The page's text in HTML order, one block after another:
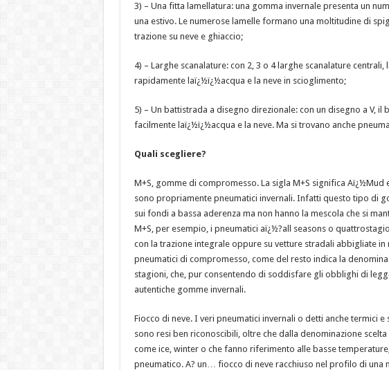
3) – Una fitta lamellatura: una gomma invernale presenta un
una estivo. Le numerose lamelle formano una moltitudine di
trazione su neve e ghiaccio;
4) – Larghe scanalature: con 2, 3 o 4 larghe scanalature centrali,
rapidamente laï¿½ï¿½acqua e la neve in scioglimento;
5) – Un battistrada a disegno direzionale: con un disegno a V, il
facilmente laï¿½ï¿½acqua e la neve. Ma si trovano anche
Quali scegliere?
M+S, gomme di compromesso. La sigla M+S significa Aï¿½Mud
sono propriamente pneumatici invernali. Infatti questo tipo di
sui fondi a bassa aderenza ma non hanno la mescola che si
M+S, per esempio, i pneumatici aï¿½?all seasons o
con la trazione integrale oppure su vetture stradali abbigliate in
pneumatici di compromesso, come del resto indica la
stagioni, che, pur consentendo di soddisfare gli obblighi di
autentiche gomme invernali.
Fiocco di neve. I veri pneumatici invernali o detti anche termici
sono resi ben riconoscibili, oltre che dalla denominazione
come ice, winter o che fanno riferimento alle basse
pneumatico. A? un… fiocco di neve racchiuso nel profilo di una